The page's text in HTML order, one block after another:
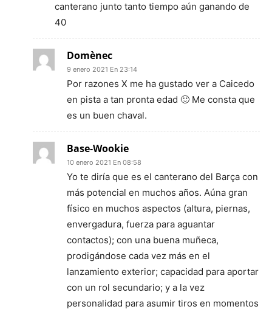
canterano junto tanto tiempo aún ganando de
40
Domènec
9 enero 2021 En 23:14
Por razones X me ha gustado ver a Caicedo
en pista a tan pronta edad 🙂 Me consta que
es un buen chaval.
Base-Wookie
10 enero 2021 En 08:58
Yo te diría que es el canterano del Barça con
más potencial en muchos años. Aúna gran
físico en muchos aspectos (altura, piernas,
envergadura, fuerza para aguantar
contactos); con una buena muñeca,
prodigándose cada vez más en el
lanzamiento exterior; capacidad para aportar
con un rol secundario; y a la vez
personalidad para asumir tiros en momentos